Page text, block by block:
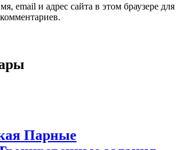
email и адрес сайта в этом браузере для
Парные